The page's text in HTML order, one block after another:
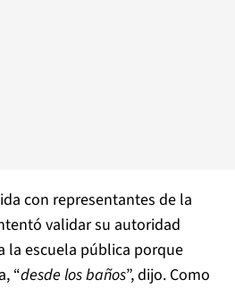
con representantes de la
validar su autoridad
la escuela pública porque
“desde los baños”, dijo. Como